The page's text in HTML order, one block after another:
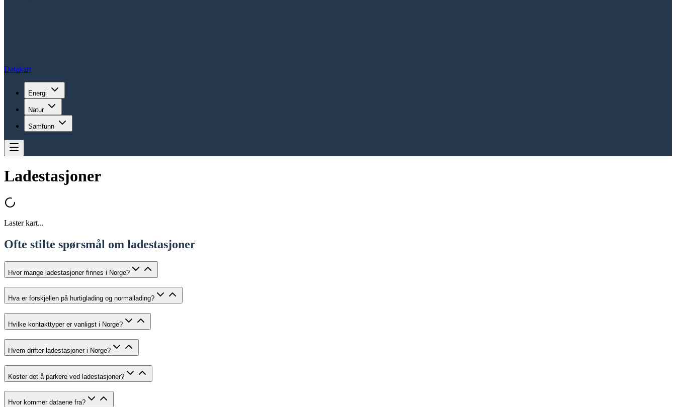
Datakart
Energi
Natur
Samfunn
Ladestasjoner
Laster kart...
Ofte stilte spørsmål om ladestasjoner
Hvor mange ladestasjoner finnes i Norge?
Hva er forskjellen på hurtiglading og normallading?
Hvilke kontakttyper er vanligst i Norge?
Hvem drifter ladestasjoner i Norge?
Koster det å parkere ved ladestasjoner?
Hvor kommer dataene fra?